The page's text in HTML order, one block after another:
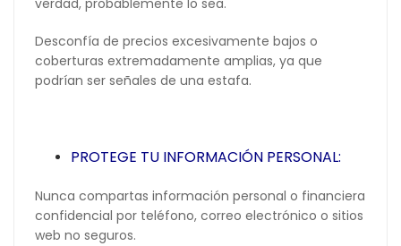
verdad, probablemente lo sea.
Desconfía de precios excesivamente bajos o
coberturas extremadamente amplias, ya que
podrían ser señales de una estafa.
PROTEGE TU INFORMACIÓN PERSONAL:
Nunca compartas información personal o financiera
confidencial por teléfono, correo electrónico o sitios
web no seguros.